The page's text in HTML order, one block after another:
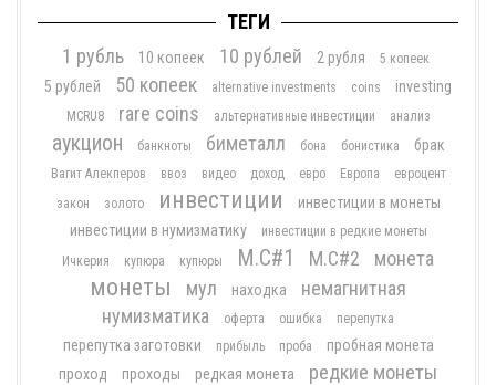
ТЕГИ
1 рубль
10 копеек 10 рублей 2 рубля 5 копеек
5 рублей 50 копеек alternative investments coins investing
MCRU8 rare coins альтернативные инвестиции анализ
аукцион банкноты биметалл бона бонистика брак
Вагит Алекперов ввоз видео доход евро Европа
евроцент
закон
золото инвестиции
инвестиции в монеты
инвестиции в нумизматику
инвестиции в редкие монеты
Ичкерия
купюра купюры М.С#1 М.С#2 монета
монеты мул находка
немагнитная
нумизматика
оферта ошибка перепутка
перепутка заготовки прибыль проба
пробная монета
проход
проходы редкая монета редкие монеты